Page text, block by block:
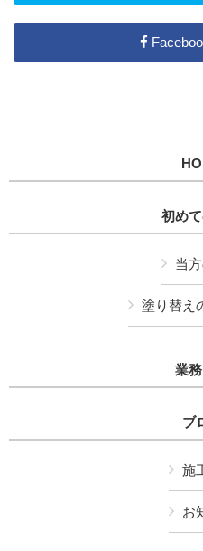
初め
当
塗り替え
業
ブ
施
お